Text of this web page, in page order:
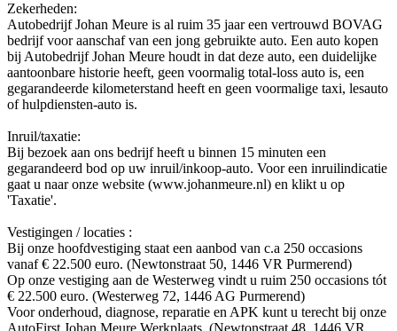
Zekerheden:
Autobedrijf Johan Meure is al ruim 35 jaar een vertrouwd BOVAG
bedrijf voor aanschaf van een jong gebruikte auto. Een auto kopen
bij Autobedrijf Johan Meure houdt in dat deze auto, een duidelijke
aantoonbare historie heeft, geen voormalig total-loss auto is, een
gegarandeerde kilometerstand heeft en geen voormalige taxi, lesauto
of hulpdiensten-auto is.
Inruil/taxatie:
Bij bezoek aan ons bedrijf heeft u binnen 15 minuten een
gegarandeerd bod op uw inruil/inkoop-auto. Voor een inruilindicatie
gaat u naar onze website (www.johanmeure.nl) en klikt u op
'Taxatie'.
Vestigingen / locaties :
Bij onze hoofdvestiging staat een aanbod van c.a 250 occasions
vanaf € 22.500 euro. (Newtonstraat 50, 1446 VR Purmerend)
Op onze vestiging aan de Westerweg vindt u ruim 250 occasions tót
€ 22.500 euro. (Westerweg 72, 1446 AG Purmerend)
Voor onderhoud, diagnose, reparatie en APK kunt u terecht bij onze
AutoFirst Johan Meure Werkplaats. (Newtonstraat 48, 1446 VR